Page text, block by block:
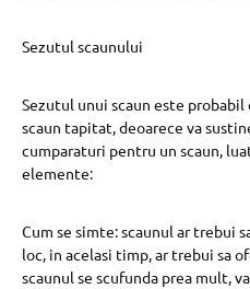
Sezutul scaunului
Sezutul unui scaun este
scaun tapitat, deoarece va
cumparaturi pentru un scaun,
elemente:
Cum se simte: scaunul ar trebui
loc, in acelasi timp, ar trebui sa
scaunul se scufunda prea mult,